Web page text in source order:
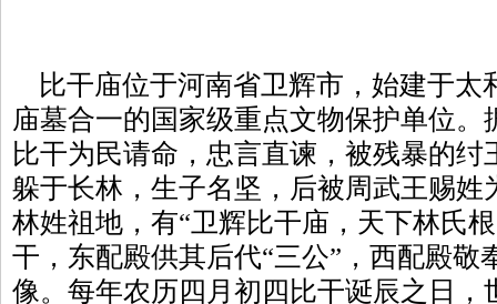
比干庙位于河南省卫辉市，始建于太
庙墓合一的国家级重点文物保护单位
比干为民请命，忠言直谏，被残暴的
躲于长林，生子名坚，后被周武王赐姓
林姓祖地，有“卫辉比干庙，天下林氏
干，东配殿供其后代“三公”，西配殿敬
像。每年农历四月初四比干诞辰之日，